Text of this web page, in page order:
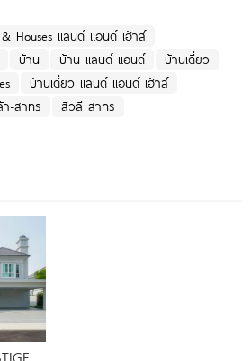
Houses แลนด์ แอนด์ เฮ้าส์
บ้าน บ้าน แลนด์ แอนด์
บ้านเดี่ยว
บ้านเดี่ยว แลนด์ แอนด์ เฮ้าส์
-สาทร
สีวลี สาทร